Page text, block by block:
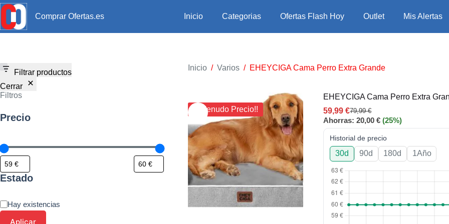
Comprar Ofertas.es Inicio Categorias Ofertas Flash Hoy Outlet Mis Alertas
Inicio / Varios / EHEYCIGA Cama Perro Extra Grande
¡¡ Menudo Precio!!
EHEYCIGA Cama Perro Extra
79,99€
59,99€
Ahorras: 20,00€ (25%)
Historial de precio
30d 90d 180d 1Año
Filtrar productos
Cerrar
Filtros
Precio
Estado
Hay existencias
Aplicar